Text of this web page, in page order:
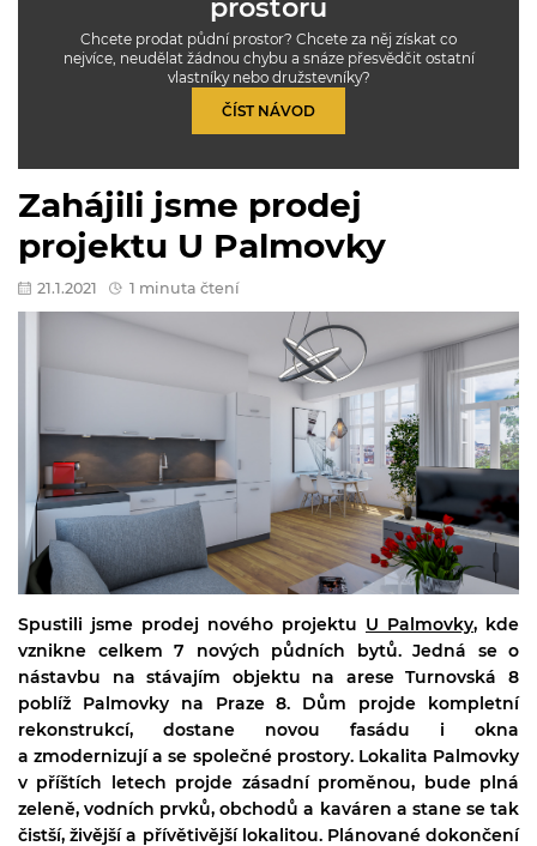
prostoru
Chcete prodat půdní prostor? Chcete za něj získat co
nejvíce, neudělat žádnou chybu a snáze přesvědčit ostatní
vlastníky nebo družstevníky?
ČÍST NÁVOD
Zahájili jsme prodej
projektu U Palmovky
21.1.2021 1 minuta čtení
Spustili jsme prodej nového projektu U Palmovky, kde
vznikne celkem 7 nových půdních bytů. Jedná se o
nástavbu na stávajím objektu na arese Turnovská 8
poblíž Palmovky na Praze 8. Dům projde kompletní
rekonstrukcí, dostane novou fasádu i okna
a zmodernizují a se společné prostory. Lokalita Palmovky
v příštích letech projde zásadní proměnou, bude plná
zeleně, vodních prvků, obchodů a kaváren a stane se tak
čistší, živější a přívětivější lokalitou. Plánované dokončení